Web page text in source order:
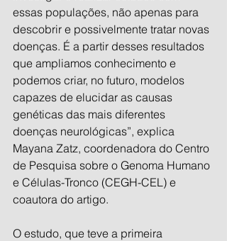
essas populações, não apenas para
descobrir e possivelmente tratar novas
doenças. É a partir desses resultados
que ampliamos conhecimento e
podemos criar, no futuro, modelos
capazes de elucidar as causas
genéticas das mais diferentes
doenças neurológicas”, explica
Mayana Zatz, coordenadora do Centro
de Pesquisa sobre o Genoma Humano
e Células-Tronco (CEGH-CEL) e
coautora do artigo.
O estudo, que teve a primeira